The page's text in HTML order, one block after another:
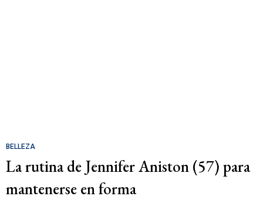
BELLEZA
La rutina de Jennifer Aniston (57) para
mantenerse en forma